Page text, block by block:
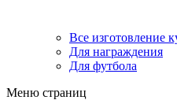
Все изготовление
Для награждения
Для футбола
Меню страниц